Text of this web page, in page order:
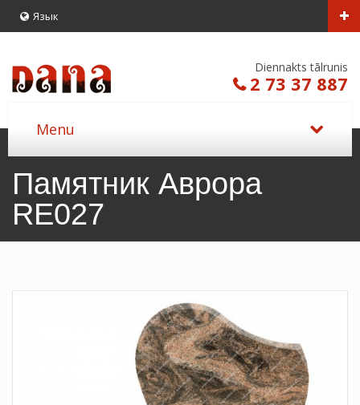
Язык
Diennakts tālrunis
2 73 37 887
Памятник Аврора
RE027